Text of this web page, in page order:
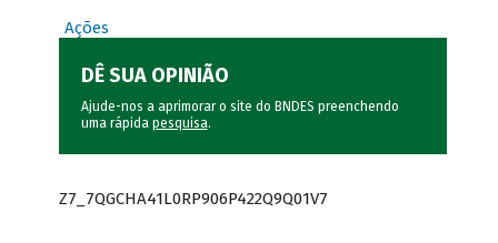
Ações
DÊ SUA OPINIÃO
Ajude-nos a aprimorar o site do BNDES preenchendo
uma rápida pesquisa.
Z7_7QGCHA41L0RP906P422Q9Q01V7